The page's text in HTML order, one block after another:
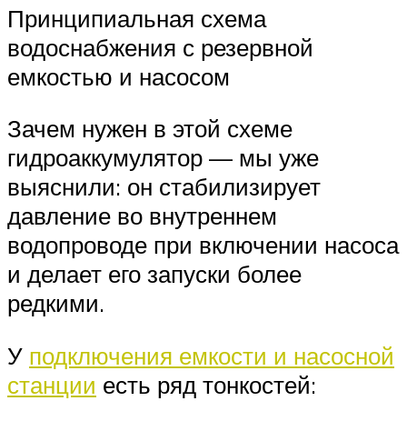
Принципиальная схема
водоснабжения с резервной
емкостью и насосом
Зачем нужен в этой схеме
гидроаккумулятор — мы уже
выяснили: он стабилизирует
давление во внутреннем
водопроводе при включении насоса
и делает его запуски более
редкими.
У подключения емкости и насосной
станции есть ряд тонкостей: